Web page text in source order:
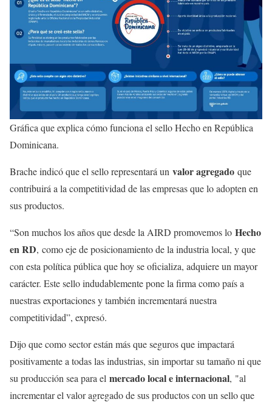
Gráfica que explica cómo funciona el sello Hecho en República
Dominicana.
Brache indicó que el sello representará un valor agregado que
contribuirá a la competitividad de las empresas que lo adopten en
sus productos.
“Son muchos los años que desde la AIRD promovemos lo Hecho
en RD, como eje de posicionamiento de la industria local, y que
con esta política pública que hoy se oficializa, adquiere un mayor
carácter. Este sello indudablemente pone la firma como país a
nuestras exportaciones y también incrementará nuestra
competitividad”, expresó.
Dijo que como sector están más que seguros que impactará
positivamente a todas las industrias, sin importar su tamaño ni que
su producción sea para el mercado local e internacional, "al
incrementar el valor agregado de sus productos con un sello que